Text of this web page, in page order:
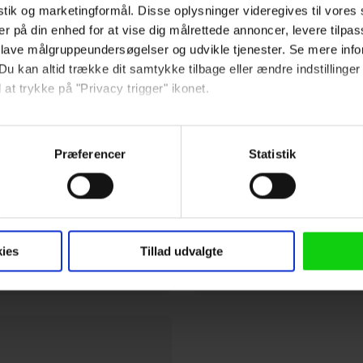
og marketingformål. Disse oplysninger videregives til vores
på din enhed for at vise dig målrettede annoncer, levere
målgruppeundersøgelser og udvikle tjenester. Se mere
kan altid trække dit samtykke tilbage eller ændre indstillinger
at trykke på "Privacy trigger" ikonet.
gerne:
om din placering, der kan være nøjagtig inden for få
cookies og indsamle persondata om IP-adresse, ID
videregives til vores samarbejdspartnere, der opbevarer
annoncer, levere tilpasset indhold, foretage annonce- og
Se mere information under indstillinger og i
gerne:
Præferencer Statistik
Tillad udvalgte
'The Founder' har
BT
Udover Michael Keatons
også en aktuel
politiske klima, hvor
almindelig anstændighed.